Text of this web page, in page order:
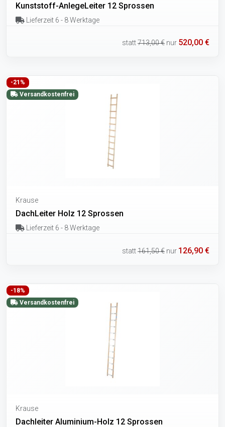
Kunststoff-AnlegeLeiter 12 Sprossen
Lieferzeit 6 - 8 Werktage
statt713,00 € nur 520,00 €
-21%
Versandkostenfrei
Krause
DachLeiter Holz 12 Sprossen
Lieferzeit 6 - 8 Werktage
statt161,50 € nur 126,90 €
-18%
Versandkostenfrei
Krause
Dachleiter Aluminium-Holz 12 Sprossen